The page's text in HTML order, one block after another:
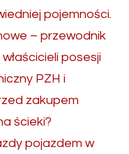
pojemności.
– przewodnik
posesji
PZH i
zakupem
ścieki?
pojazdem w